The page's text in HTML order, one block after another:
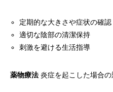
定期的な大きさや症状の確認
適切な陰部の清潔保持
刺激を避ける生活指導
薬物療法 炎症を起こした場合の